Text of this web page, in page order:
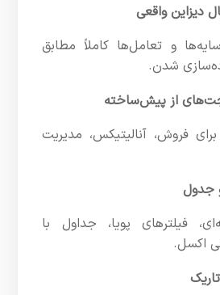
دیزاین واقعی
و تعامل‌ها کاملاً مطابق
شدن.
از پیش‌ساخته
فروش، آنالیتیکس، مدیریت
جدول
فیلترهای پویا، جداول با
اکسل.